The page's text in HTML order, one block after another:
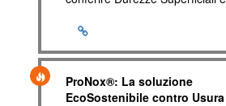
ProNox®: La soluzione
EcoSostenibile contro